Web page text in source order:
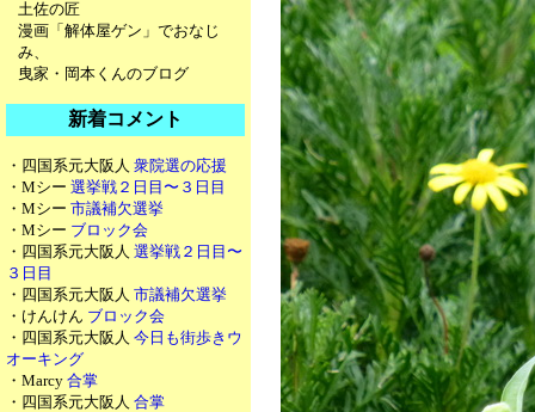
土佐の匠
漫画「解体屋ゲン」でおなじ
み、
曳家・岡本くんのブログ
新着コメント
・四国系元大阪人 衆院選の応援
・Mシー 選挙戦２日目〜３日目
・Mシー 市議補欠選挙
・Mシー ブロック会
・四国系元大阪人 選挙戦２日目〜
３日目
・四国系元大阪人 市議補欠選挙
・けんけん ブロック会
・四国系元大阪人 今日も街歩きウ
オーキング
・Marcy 合掌
・四国系元大阪人 合掌